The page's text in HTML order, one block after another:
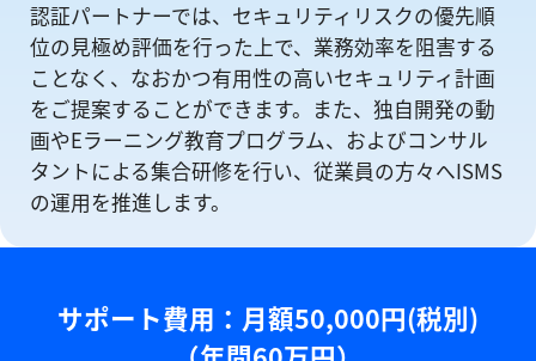
認証パートナーでは、セキュリティリスクの優先順
位の⾒極め評価を⾏った上で、業務効率を阻害する
ことなく、なおかつ有⽤性の⾼いセキュリティ計画
をご提案することができます。また、独自開発の動
画やEラーニング教育プログラム、およびコンサル
タントによる集合研修を⾏い、従業員の方々へISMS
の運⽤を推進します。
サポート費用：⽉額50,000円(税別)